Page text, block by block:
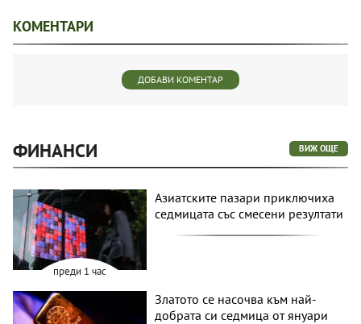
КОМЕНТАРИ
ДОБАВИ КОМЕНТАР
ФИНАНСИ ВИЖ ОЩЕ
преди 1 час
Азиатските пазари приключиха
седмицата със смесени резултати
Златото се насочва към най-
добрата си седмица от януари